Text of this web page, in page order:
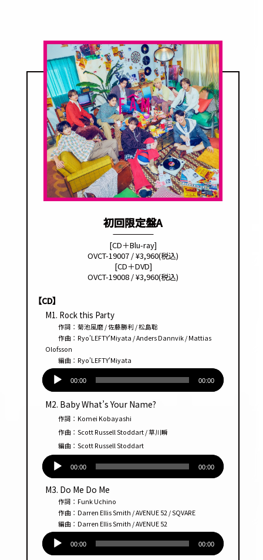
初回限定盤A
[CD＋Blu-ray]
OVCT-19007 / ¥3,960(税込)
[CD＋DVD]
OVCT-19008 / ¥3,960(税込)
【CD】
M1. Rock this Party
作詞：菊池風磨 / 佐藤勝利 / 松島聡
作曲：Ryo’LEFTY’Miyata / Anders Dannvik / Mattias
Olofsson
編曲：Ryo’LEFTY’Miyata
レー
00:00 00:00
M2. Baby What’s Your Name?
作詞：Komei Kobayashi
作曲：Scott Russell Stoddart / 草川瞬
編曲：Scott Russell Stoddart
レー
00:00 00:00
M3. Do Me Do Me
作詞：Funk Uchino
作曲：Darren Ellis Smith / AVENUE 52 / SQVARE
編曲：Darren Ellis Smith / AVENUE 52
00:00 00:00